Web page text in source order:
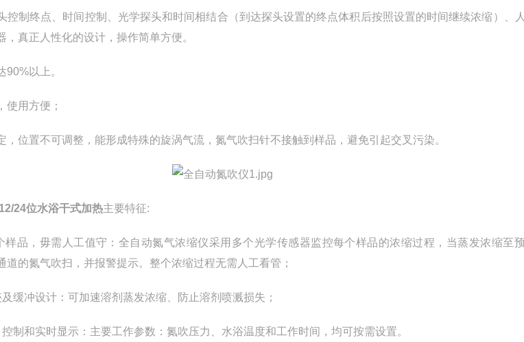
控制终点、时间控制、光学探头和时间相结合（到达探头设置的终点体积后按照设置的时间继续浓缩）、
，真正人性化的设计，操作简单方便。
90%以上。
使用方便；
，位置不可调整，能形成特殊的旋涡气流，氮气吹扫针不接触到样品，避免引起交叉污染。
24位水浴干式加热主要特征:
样品，毋需人工值守：全自动氮气浓缩仪采用多个光学传感器监控每个样品的浓缩过程，当蒸发浓缩至
道的氮气吹扫，并报警提示。整个浓缩过程无需人工看管；
及缓冲设计：可加速溶剂蒸发浓缩、防止溶剂喷溅损失；
控制和实时显示：主要工作参数：氮吹压力、水浴温度和工作时间，均可按需设置。